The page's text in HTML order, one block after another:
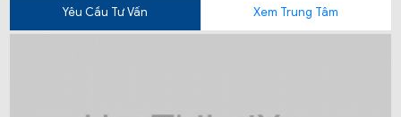
Yêu Cầu Tư Vấn Xem Trung Tâm